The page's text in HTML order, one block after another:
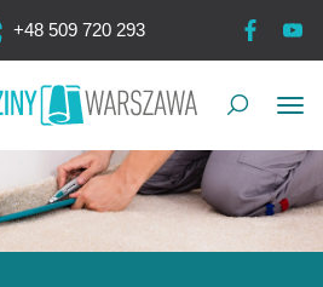
+48 509 720 293